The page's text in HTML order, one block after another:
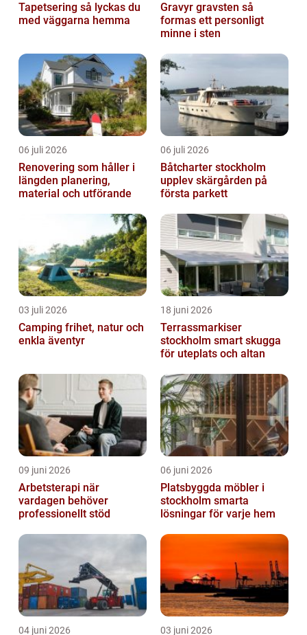
Tapetsering så lyckas du
med väggarna hemma
Gravyr gravsten så
formas ett personligt
minne i sten
06 juli 2026
Renovering som håller i
längden planering,
material och utförande
06 juli 2026
Båtcharter stockholm
upplev skärgården på
första parkett
03 juli 2026
Camping frihet, natur och
enkla äventyr
18 juni 2026
Terrassmarkiser
stockholm smart skugga
för uteplats och altan
09 juni 2026
Arbetsterapi när
vardagen behöver
professionellt stöd
06 juni 2026
Platsbyggda möbler i
stockholm smarta
lösningar för varje hem
04 juni 2026 03 juni 2026